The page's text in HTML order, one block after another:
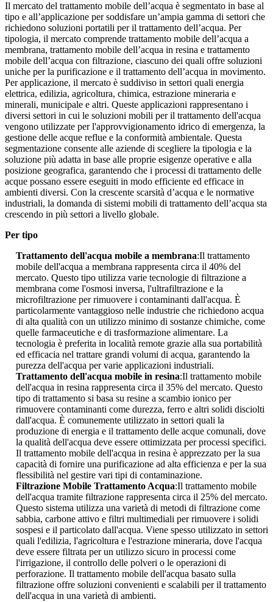
Il mercato del trattamento mobile dell’acqua è segmentato in base al
tipo e all’applicazione per soddisfare un’ampia gamma di settori che
richiedono soluzioni portatili per il trattamento dell’acqua. Per
tipologia, il mercato comprende trattamento mobile dell’acqua a
membrana, trattamento mobile dell’acqua in resina e trattamento
mobile dell’acqua con filtrazione, ciascuno dei quali offre soluzioni
uniche per la purificazione e il trattamento dell’acqua in movimento.
Per applicazione, il mercato è suddiviso in settori quali energia
elettrica, edilizia, agricoltura, chimica, estrazione mineraria e
minerali, municipale e altri. Queste applicazioni rappresentano i
diversi settori in cui le soluzioni mobili per il trattamento dell'acqua
vengono utilizzate per l'approvvigionamento idrico di emergenza, la
gestione delle acque reflue e la conformità ambientale. Questa
segmentazione consente alle aziende di scegliere la tipologia e la
soluzione più adatta in base alle proprie esigenze operative e alla
posizione geografica, garantendo che i processi di trattamento delle
acque possano essere eseguiti in modo efficiente ed efficace in
ambienti diversi. Con la crescente scarsità d’acqua e le normative
industriali, la domanda di sistemi mobili di trattamento dell’acqua sta
crescendo in più settori a livello globale.
Per tipo
Trattamento dell'acqua mobile a membrana:Il trattamento
mobile dell'acqua a membrana rappresenta circa il 40% del
mercato. Questo tipo utilizza varie tecnologie di filtrazione a
membrana come l'osmosi inversa, l'ultrafiltrazione e la
microfiltrazione per rimuovere i contaminanti dall'acqua. È
particolarmente vantaggioso nelle industrie che richiedono acqua
di alta qualità con un utilizzo minimo di sostanze chimiche, come
quelle farmaceutiche e di trasformazione alimentare. La
tecnologia è preferita in località remote grazie alla sua portabilità
ed efficacia nel trattare grandi volumi di acqua, garantendo la
purezza dell'acqua per varie applicazioni industriali.
Trattamento dell'acqua mobile in resina:Il trattamento mobile
dell'acqua in resina rappresenta circa il 35% del mercato. Questo
tipo di trattamento si basa su resine a scambio ionico per
rimuovere contaminanti come durezza, ferro e altri solidi disciolti
dall'acqua. È comunemente utilizzato in settori quali la
produzione di energia e il trattamento delle acque comunali, dove
la qualità dell'acqua deve essere ottimizzata per processi specifici.
Il trattamento mobile dell'acqua in resina è apprezzato per la sua
capacità di fornire una purificazione ad alta efficienza e per la sua
flessibilità nel gestire vari tipi di contaminazione.
Filtrazione Mobile Trattamento Acqua:Il trattamento mobile
dell'acqua tramite filtrazione rappresenta circa il 25% del mercato.
Questo sistema utilizza una varietà di metodi di filtrazione come
sabbia, carbone attivo e filtri multimediali per rimuovere i solidi
sospesi e il particolato dall'acqua. Viene spesso utilizzato in settori
quali l'edilizia, l'agricoltura e l'estrazione mineraria, dove l'acqua
deve essere filtrata per un utilizzo sicuro in processi come
l'irrigazione, il controllo delle polveri o le operazioni di
perforazione. Il trattamento mobile dell'acqua basato sulla
filtrazione offre soluzioni convenienti e scalabili per il trattamento
dell'acqua in una varietà di ambienti.